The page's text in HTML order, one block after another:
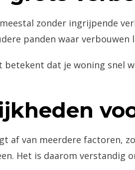
zonder ingrijpende
panden waar verbouwen
dat je woning snel
af van meerdere factoren,
Het is daarom verstandig